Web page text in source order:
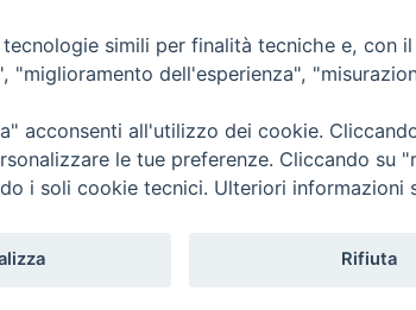
Privacy Policy Cookie Policy
- Vita Trentina Editrice
simili per finalità tecniche e, con
"miglioramento dell'esperienza",
acconsenti all'utilizzo dei cookie.
le tue preferenze. Cliccando su
i soli cookie tecnici. Ulteriori informazioni
Rifiuta